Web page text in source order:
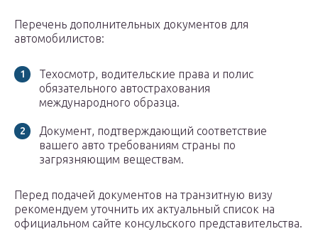
Перечень дополнительных документов для
автомобилистов:
Техосмотр, водительские права и полис
обязательного автострахования
международного образца.
Документ, подтверждающий соответствие
вашего авто требованиям страны по
загрязняющим веществам.
Перед подачей документов на транзитную визу
рекомендуем уточнить их актуальный список на
официальном сайте консульского представительства.